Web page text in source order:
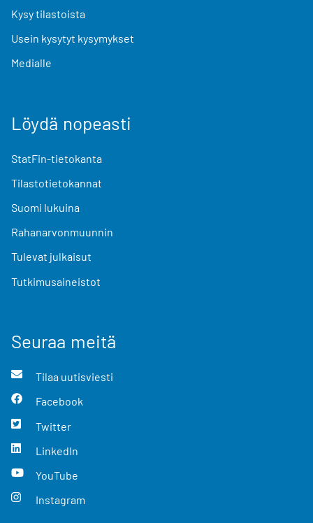
Kysy tilastoista
Usein kysytyt kysymykset
Medialle
Löydä nopeasti
StatFin-tietokanta
Tilastotietokannat
Suomi lukuina
Rahanarvonmuunnin
Tulevat julkaisut
Tutkimusaineistot
Seuraa meitä
Tilaa uutisviesti
Facebook
Twitter
LinkedIn
YouTube
Instagram